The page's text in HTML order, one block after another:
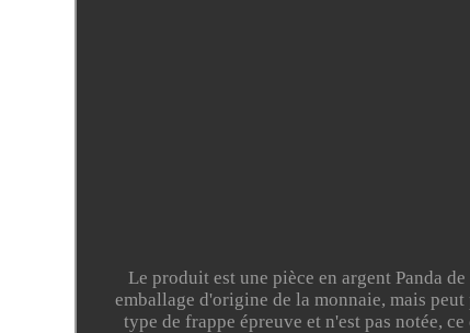
Le produit est une pièce en argent Panda
emballage d'origine de la monnaie, mais
type de frappe épreuve et n'est pas notée,